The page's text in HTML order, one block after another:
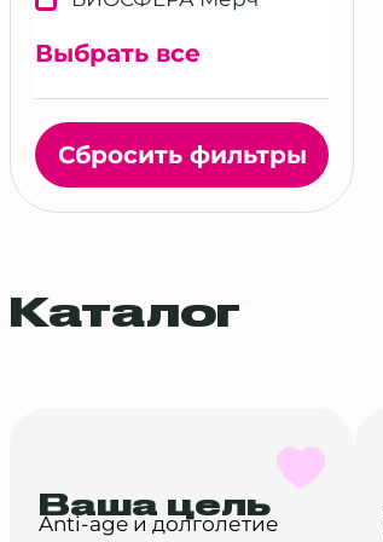
Выбрать все
Сбросить фильтры
Каталог
Ваша цель
Anti-age и долголетие